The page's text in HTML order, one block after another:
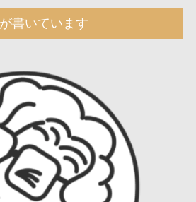
書いています